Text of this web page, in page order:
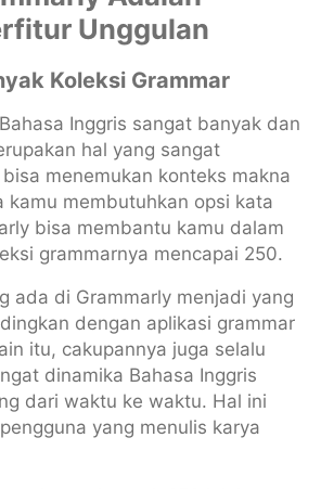
Unggulan
Koleksi Grammar
Inggris sangat banyak dan
hal yang sangat
menemukan konteks makna
kamu membutuhkan opsi kata
bisa membantu kamu dalam
grammarnya mencapai 250.
ada di Grammarly menjadi yang
dengan aplikasi grammar
itu, cakupannya juga selalu
dinamika Bahasa Inggris
dari waktu ke waktu. Hal ini
yang menulis karya